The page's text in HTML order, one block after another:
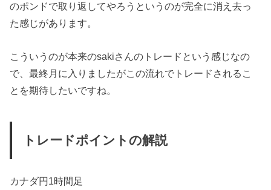
のポンドで取り返してやろうというのが完全に消え去っ
た感じがあります。
こういうのが本来のsakiさんのトレードという感じなの
で、最終月に入りましたがこの流れでトレードされるこ
とを期待したいですね。
トレードポイントの解説
カナダ円1時間足